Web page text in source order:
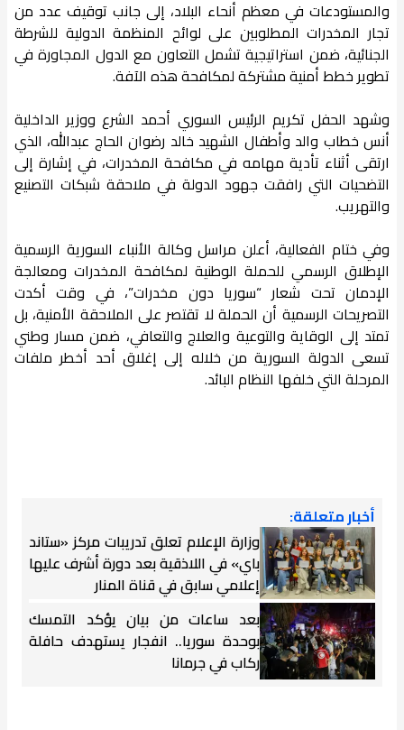
والمستودعات في معظم أنحاء البلاد، إلى جانب توقيف عدد من
تجار المخدرات المطلوبين على لوائح المنظمة الدولية للشرطة
الجنائية، ضمن استراتيجية تشمل التعاون مع الدول المجاورة في
تطوير خطط أمنية مشتركة لمكافحة هذه الآفة.
وشهد الحفل تكريم الرئيس السوري أحمد الشرع ووزير الداخلية
أنس خطاب والد وأطفال الشهيد خالد رضوان الحاج عبدالله، الذي
ارتقى أثناء تأدية مهامه في مكافحة المخدرات، في إشارة إلى
التضحيات التي رافقت جهود الدولة في ملاحقة شبكات التصنيع
والتهريب.
وفي ختام الفعالية، أعلن مراسل وكالة الأنباء السورية الرسمية
الإطلاق الرسمي للحملة الوطنية لمكافحة المخدرات ومعالجة
الإدمان تحت شعار “سوريا دون مخدرات”، في وقت أكدت
التصريحات الرسمية أن الحملة لا تقتصر على الملاحقة الأمنية، بل
تمتد إلى الوقاية والتوعية والعلاج والتعافي، ضمن مسار وطني
تسعى الدولة السورية من خلاله إلى إغلاق أحد أخطر ملفات
المرحلة التي خلفها النظام البائد.
أخبار متعلقة:
وزارة الإعلام تعلق تدريبات مركز «ستاند
باي» في اللاذقية بعد دورة أشرف عليها
إعلامي سابق في قناة المنار
بعد ساعات من بيان يؤكد التمسك
بوحدة سوريا.. انفجار يستهدف حافلة
ركاب في جرمانا